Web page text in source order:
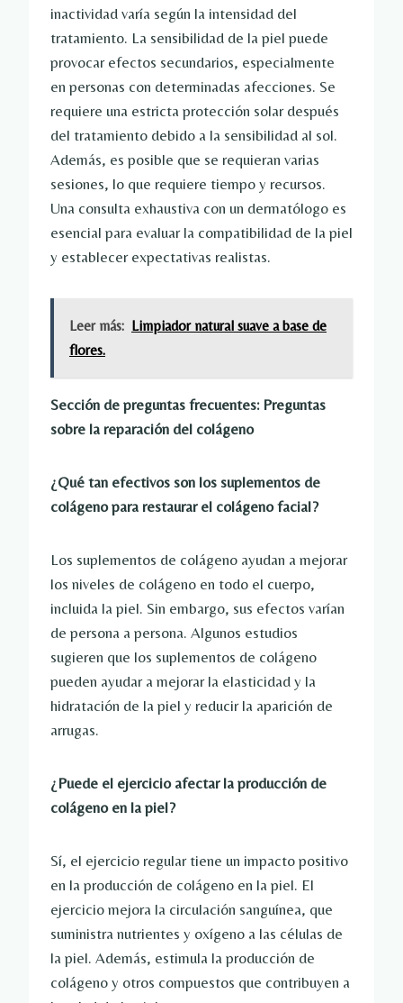
inactividad varía según la intensidad del
tratamiento. La sensibilidad de la piel puede
provocar efectos secundarios, especialmente
en personas con determinadas afecciones. Se
requiere una estricta protección solar después
del tratamiento debido a la sensibilidad al sol.
Además, es posible que se requieran varias
sesiones, lo que requiere tiempo y recursos.
Una consulta exhaustiva con un dermatólogo es
esencial para evaluar la compatibilidad de la piel
y establecer expectativas realistas.
Leer más: Limpiador natural suave a base de
flores.
Sección de preguntas frecuentes: Preguntas
sobre la reparación del colágeno
¿Qué tan efectivos son los suplementos de
colágeno para restaurar el colágeno facial?
Los suplementos de colágeno ayudan a mejorar
los niveles de colágeno en todo el cuerpo,
incluida la piel. Sin embargo, sus efectos varían
de persona a persona. Algunos estudios
sugieren que los suplementos de colágeno
pueden ayudar a mejorar la elasticidad y la
hidratación de la piel y reducir la aparición de
arrugas.
¿Puede el ejercicio afectar la producción de
colágeno en la piel?
Sí, el ejercicio regular tiene un impacto positivo
en la producción de colágeno en la piel. El
ejercicio mejora la circulación sanguínea, que
suministra nutrientes y oxígeno a las células de
la piel. Además, estimula la producción de
colágeno y otros compuestos que contribuyen a